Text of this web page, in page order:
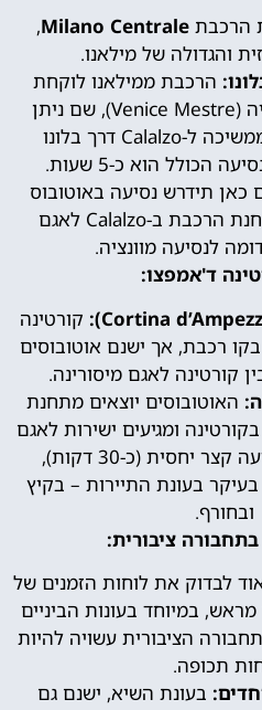
הרכבתMilano Centrale
,
והגדולה של מילאנו.
הרכבת ממילאנו לוקחת
כ-2.5 שעות עד לונציה (Venice Mestre), שם ניתן
להחליף לרכבת הממשיכה ל-Calalzo דרך בלונו
כאן תידרש נסיעה באוטובוס
מדולומיטי באס מתחנת הרכבת ב-Calalzo לאגם
לנסיעה מוונציה.
ד'אמפצו:
קורטינה
רכבת, אך ישנם אוטובוסים
קורטינה לאגם מיסורינה.
האוטובוסים יוצאים מתחנת
ומגיעים ישירות לאגם
מיסורינה. זמן הנסיעה קצר יחסית (כ-30 דקות),
בעיקר בעונת התיירות – בקיץ
ובחורף.
ציבורית:
לבדוק את לוחות הזמנים של
במיוחד בעונות הביניים
הציבורית עשויה להיות
תכופה.
בעונת השיא, ישנם גם